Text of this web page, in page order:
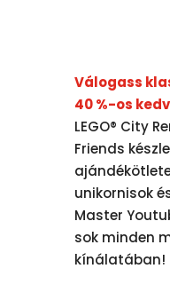
Válogass
40 %-os
LEGO® City
Friends
unikornisok
Master
sok minden
kínálatában!